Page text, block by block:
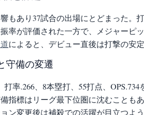
もあり37試合の出場にとどまった。
率が評価された一方で、メジャーピ
によると、デビュー直後は打撃の安
守備の変遷
打率.266、8本塁打、55打点、OPS.734
指標はリーグ最下位圏に沈むことも
ン変更後は補殺での活躍が目立つよ